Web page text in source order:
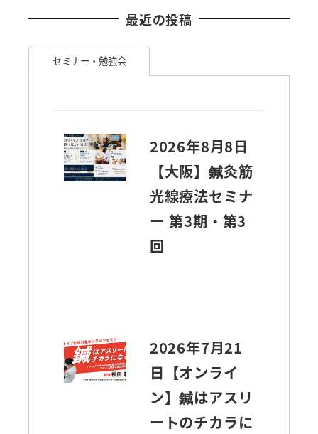
最近の投稿
セミナー・勉強会
2026年8月8日
【大阪】鍼灸筋
光線療法セミナ
ー 第3期・第3
回
2026年7月21
日【オンライ
ン】鍼はアスリ
ートのチカラに